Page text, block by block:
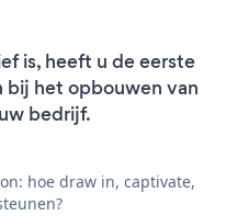
is, heeft u de eerste
het opbouwen van
bedrijf.
hoe draw in, captivate,